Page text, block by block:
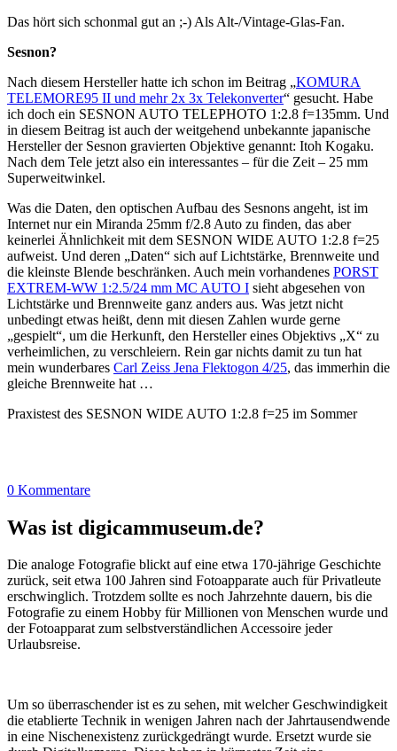
Das hört sich schonmal gut an ;-) Als Alt-/Vintage-Glas-Fan.
Sesnon?
Nach diesem Hersteller hatte ich schon im Beitrag „KOMURA
TELEMORE95 II und mehr 2x 3x Telekonverter“ gesucht. Habe
ich doch ein SESNON AUTO TELEPHOTO 1:2.8 f=135mm. Und
in diesem Beitrag ist auch der weitgehend unbekannte japanische
Hersteller der Sesnon gravierten Objektive genannt: Itoh Kogaku.
Nach dem Tele jetzt also ein interessantes – für die Zeit – 25 mm
Superweitwinkel.
Was die Daten, den optischen Aufbau des Sesnons angeht, ist im
Internet nur ein Miranda 25mm f/2.8 Auto zu finden, das aber
keinerlei Ähnlichkeit mit dem SESNON WIDE AUTO 1:2.8 f=25
aufweist. Und deren „Daten“ sich auf Lichtstärke, Brennweite und
die kleinste Blende beschränken. Auch mein vorhandenes PORST
EXTREM-WW 1:2.5/24 mm MC AUTO I sieht abgesehen von
Lichtstärke und Brennweite ganz anders aus. Was jetzt nicht
unbedingt etwas heißt, denn mit diesen Zahlen wurde gerne
„gespielt“, um die Herkunft, den Hersteller eines Objektivs „X“ zu
verheimlichen, zu verschleiern. Rein gar nichts damit zu tun hat
mein wunderbares Carl Zeiss Jena Flektogon 4/25, das immerhin die
gleiche Brennweite hat …
Praxistest des SESNON WIDE AUTO 1:2.8 f=25 im Sommer
0 Kommentare
Was ist digicammuseum.de?
Die analoge Fotografie blickt auf eine etwa 170-jährige Geschichte
zurück, seit etwa 100 Jahren sind Fotoapparate auch für Privatleute
erschwinglich. Trotzdem sollte es noch Jahrzehnte dauern, bis die
Fotografie zu einem Hobby für Millionen von Menschen wurde und
der Fotoapparat zum selbstverständlichen Accessoire jeder
Urlaubsreise.
Um so überraschender ist es zu sehen, mit welcher Geschwindigkeit
die etablierte Technik in wenigen Jahren nach der Jahrtausendwende
in eine Nischenexistenz zurückgedrängt wurde. Ersetzt wurde sie